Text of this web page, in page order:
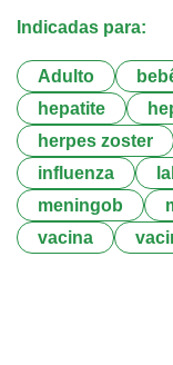
Indicadas para:
Adulto
hepatite
herpes zoster
influenza
meningob
vacina